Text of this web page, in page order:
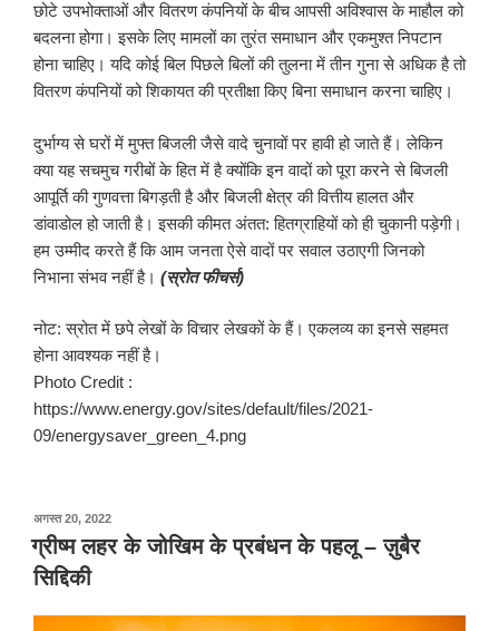
छोटे उपभोक्ताओं और वितरण कंपनियों के बीच आपसी अविश्वास के माहौल को
बदलना होगा। इसके लिए मामलों का तुरंत समाधान और एकमुश्त निपटान
होना चाहिए। यदि कोई बिल पिछले बिलों की तुलना में तीन गुना से अधिक है तो
वितरण कंपनियों को शिकायत की प्रतीक्षा किए बिना समाधान करना चाहिए।
दुर्भाग्य से घरों में मुफ्त बिजली जैसे वादे चुनावों पर हावी हो जाते हैं। लेकिन
क्या यह सचमुच गरीबों के हित में है क्योंकि इन वादों को पूरा करने से बिजली
आपूर्ति की गुणवत्ता बिगड़ती है और बिजली क्षेत्र की वित्तीय हालत और
डांवाडोल हो जाती है। इसकी कीमत अंतत: हितग्राहियों को ही चुकानी पड़ेगी।
हम उम्मीद करते हैं कि आम जनता ऐसे वादों पर सवाल उठाएगी जिनको
निभाना संभव नहीं है। (स्रोत फीचर्स)
नोट: स्रोत में छपे लेखों के विचार लेखकों के हैं। एकलव्य का इनसे सहमत
होना आवश्यक नहीं है।
Photo Credit :
https://www.energy.gov/sites/default/files/2021-
09/energysaver_green_4.png
अगस्त 20, 2022पर
प्रकाशित
किया
ग्रीष्म लहर के जोखिम के प्रबंधन के पहलू – ज़ुबैर
सिद्दिकी